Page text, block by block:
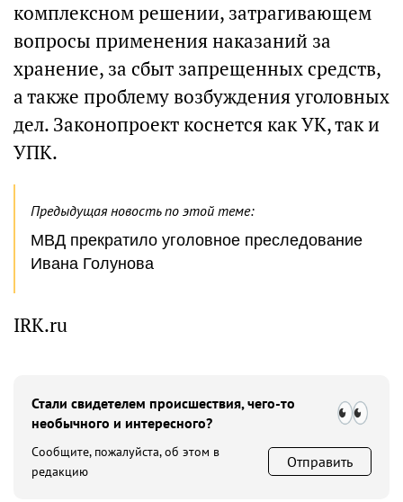
комплексном решении, затрагивающем
вопросы применения наказаний за
хранение, за сбыт запрещенных средств,
а также проблему возбуждения уголовных
дел. Законопроект коснется как УК, так и
УПК.
Предыдущая новость по этой теме:
МВД прекратило уголовное преследование
Ивана Голунова
IRK.ru
Стали свидетелем происшествия, чего-то
необычного и интересного?
Сообщите, пожалуйста, об этом в
редакцию
Отправить